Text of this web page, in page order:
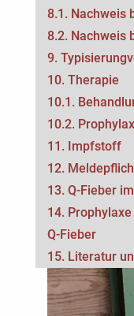
8.1. Nachweis
8.2. Nachweis
9.
10. Therapie
10.1.
10.2.
11. Impfstoff
12.
13. Q-Fieber
14.
Q-Fieber
15. Literatur